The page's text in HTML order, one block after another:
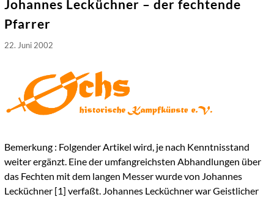
Johannes Lecküchner – der fechtende
Pfarrer
22. Juni 2002
Bemerkung : Folgender Artikel wird, je nach Kenntnisstand
weiter ergänzt. Eine der umfangreichsten Abhandlungen über
das Fechten mit dem langen Messer wurde von Johannes
Lecküchner [1] verfaßt. Johannes Lecküchner war Geistlicher